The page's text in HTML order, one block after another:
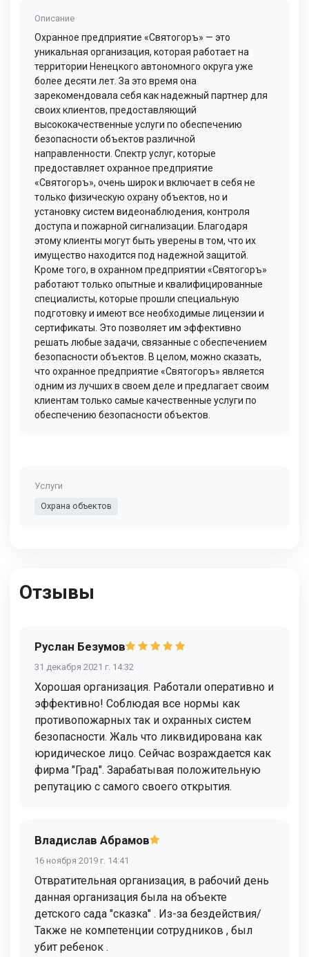
Описание
Охранное предприятие «Святогоръ» — это
уникальная организация, которая работает на
территории Ненецкого автономного округа уже
более десяти лет. За это время она
зарекомендовала себя как надежный партнер для
своих клиентов, предоставляющий
высококачественные услуги по обеспечению
безопасности объектов различной
направленности. Спектр услуг, которые
предоставляет охранное предприятие
«Святогоръ», очень широк и включает в себя не
только физическую охрану объектов, но и
установку систем видеонаблюдения, контроля
доступа и пожарной сигнализации. Благодаря
этому клиенты могут быть уверены в том, что их
имущество находится под надежной защитой.
Кроме того, в охранном предприятии «Святогоръ»
работают только опытные и квалифицированные
специалисты, которые прошли специальную
подготовку и имеют все необходимые лицензии и
сертификаты. Это позволяет им эффективно
решать любые задачи, связанные с обеспечением
безопасности объектов. В целом, можно сказать,
что охранное предприятие «Святогоръ» является
одним из лучших в своем деле и предлагает своим
клиентам только самые качественные услуги по
обеспечению безопасности объектов.
Услуги
Охрана объектов
Отзывы
Руслан Безумов
31 декабря 2021 г. 14:32
Хорошая организация. Работали оперативно и
эффективно! Соблюдая все нормы как
противопожарных так и охранных систем
безопасности. Жаль что ликвидирована как
юридическое лицо. Сейчас возраждается как
фирма "Град". Зарабатывая положительную
репутацию с самого своего открытия.
Владислав Абрамов
16 ноября 2019 г. 14:41
Отвратительная организация, в рабочий день
данная организация была на объекте
детского сада "сказка" . Из-за бездействия/
Также не компетенции сотрудников , был
убит ребенок .